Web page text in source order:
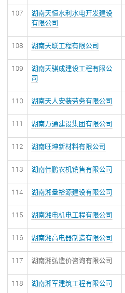
107
湖南天恒水利水电开发建设
有限公司
108 湖南天联工程有限公司
109
湖南天骐成建设工程有限公
司
110 湖南天人安装劳务有限公司
111 湖南万通建设集团有限公司
112 湖南旺坤新材料有限公司
113 湖南伟鹏农机销售有限公司
114 湖南湘盎裕源建设有限公司
115 湖南湘电机电工程有限公司
116 湖南湘高电器制造有限公司
117 湖南湘弘造价咨询有限公司
118 湖南湘军建筑工程有限公司